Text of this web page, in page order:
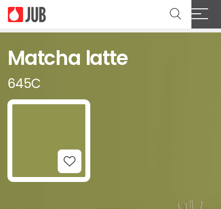
Matcha latte
645C
Add to Wishlist